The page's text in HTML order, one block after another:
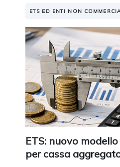
ETS ED ENTI NON
ETS: nuovo
per cassa